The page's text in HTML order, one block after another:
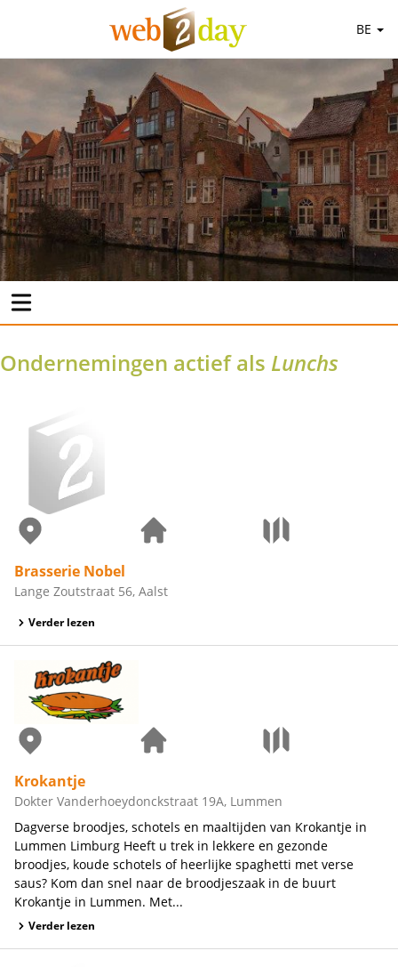
BE
Ondernemingen actief als Lunchs
Brasserie Nobel
Lange Zoutstraat 56, Aalst
Verder lezen
Krokantje
Dokter Vanderhoeydonckstraat 19A, Lummen
Dagverse broodjes, schotels en maaltijden van Krokantje in
Lummen Limburg Heeft u trek in lekkere en gezonde
broodjes, koude schotels of heerlijke spaghetti met verse
saus? Kom dan snel naar de broodjeszaak in de buurt
Krokantje in Lummen. Met...
Verder lezen